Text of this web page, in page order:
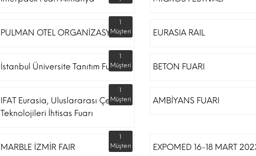
PULMAN OTEL ORGANİZASYON
1
Müşteri
EURASIA RAIL
İstanbul Üniversite Tanıtım Fuarı
1
Müşteri
BETON FUARI
IFAT Eurasia, Uluslararası Çevre
Teknolojileri İhtisas Fuarı
1
Müşteri
AMBİYANS FUARI
MARBLE İZMİR FAIR
1
Müşteri
EXPOMED 16-18 MART